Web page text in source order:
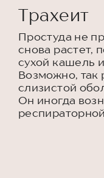
Трахеит
Простуда не
снова растет,
сухой кашель
Возможно, так
слизистой
Он иногда